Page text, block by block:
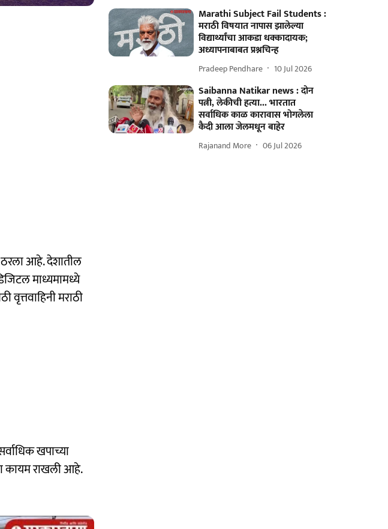
ठरला आहे. देशातील
माध्यमामध्ये
मराठी
खपाच्या
कायम राखली आहे.
Marathi Subject Fail Students :
मराठी विषयात नापास झालेल्या
विद्यार्थ्यांचा आकडा धक्कादायक;
अध्यापनाबाबत प्रश्नचिन्ह
Pradeep Pendhare 10 Jul 2026
Saibanna Natikar news : दोन
पत्नी, लेकीची हत्या... भारतात
सर्वाधिक काळ कारावास भोगलेला
कैदी आला जेलमधून बाहेर
Rajanand More 06 Jul 2026